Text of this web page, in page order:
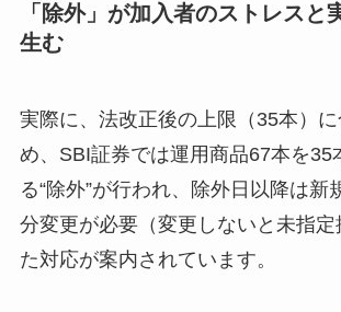
「除外」が加入者のストレスと
生む
実際に、法改正後の上限（35本）
め、SBI証券では運用商品67本を35
る“除外”が行われ、除外日以降は新
分変更が必要（変更しないと未指定
た対応が案内されています。